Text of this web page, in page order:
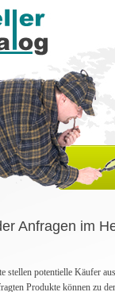
Anfragen im
stellen potentielle Käufer
Produkte können zu